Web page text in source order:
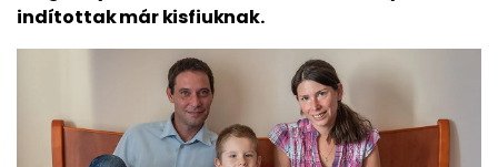
indítottak már kisfiuknak.